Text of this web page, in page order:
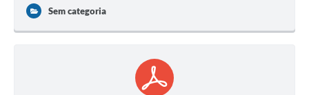
Sem categoria